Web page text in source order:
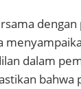
dalam
bahwa